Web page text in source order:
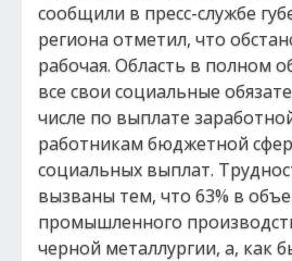
сообщили в пресс-службе
региона отметил, что
рабочая. Область в полном
все свои социальные
числе по выплате
работникам бюджетной
социальных выплат.
вызваны тем, что 63% в
промышленного
черной металлургии, а, как